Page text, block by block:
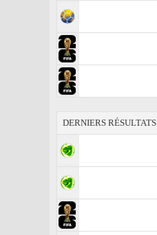
DERNIERS RÉSULTATS